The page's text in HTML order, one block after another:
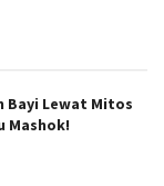
Bayi Lewat Mitos
Mashok!